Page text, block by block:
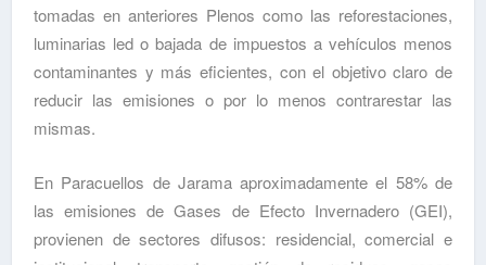
tomadas en anteriores Plenos como las reforestaciones,
luminarias led o bajada de impuestos a vehículos menos
contaminantes y más eficientes, con el objetivo claro de
reducir las emisiones o por lo menos contrarestar las
mismas.
En Paracuellos de Jarama aproximadamente el 58% de
las emisiones de Gases de Efecto Invernadero (GEI),
provienen de sectores difusos: residencial, comercial e